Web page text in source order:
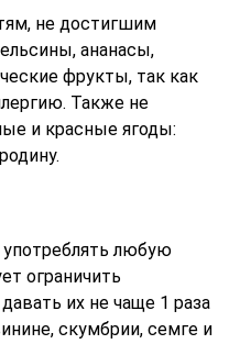
не достигшим
ананасы,
фрукты, так как
Также не
и красные ягоды:
любую
ограничить
их не чаще 1 раза
скумбрии, семге и